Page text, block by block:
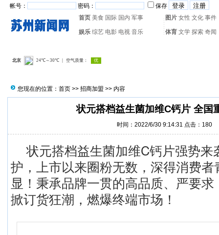
帐号： 密码：
保存
首页 美食 国际 国内 军事 图片 女性 文化 事件
娱乐 综艺 电影 电视 音乐 体育 文学 探索 奇闻
您现在的位置： 首页 >> 招商加盟 >> 内容
状元搭档益生菌加维C钙片 全国
时间：2022/6/30 9:14:31 点击： 180
状元搭档益生菌加维C钙片强势来
护，上市以来圈粉无数，深得消费
显！秉承品牌一贯的高品质、严要
掀订货狂潮，燃爆终端市场！